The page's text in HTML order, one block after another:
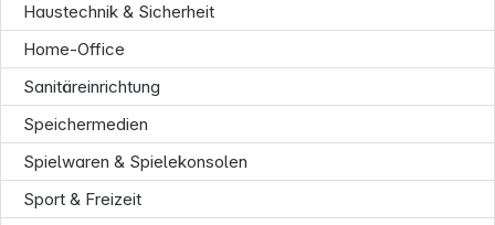
Haustechnik & Sicherheit
Home-Office
Sanitäreinrichtung
Speichermedien
Spielwaren & Spielekonsolen
Sport & Freizeit